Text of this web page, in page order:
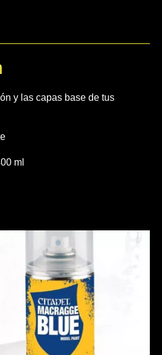
y las capas base de tus
ml